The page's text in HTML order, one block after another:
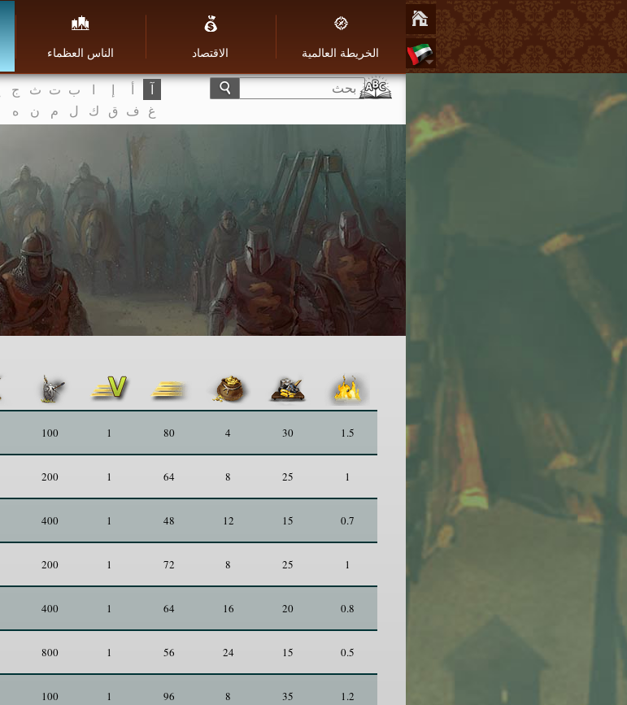
الخريطة العالمية الاقتصاد الناس العظماء
آ أ إ ا ب ت ث ج
غ
ف ق ك ل م ن ه
100 1 80 4 30 1.5
200 1 64 8 25 1
400 1 48 12 15 0.7
200 1 72 8 25 1
400 1 64 16 20 0.8
800 1 56 24 15 0.5
100 1 96 8 35 1.2